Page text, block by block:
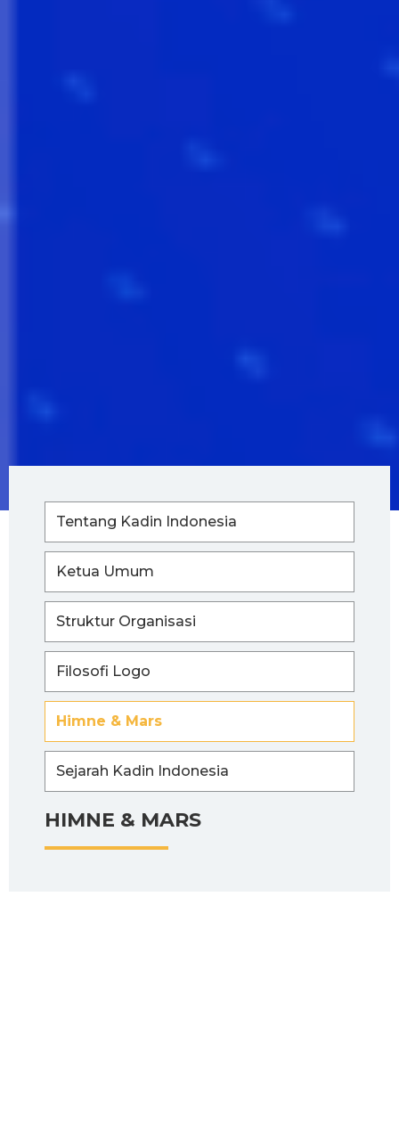
HIMNE & MARS
Tentang Kadin Indonesia
Ketua Umum
Struktur Organisasi
Filosofi Logo
Himne & Mars
Sejarah Kadin Indonesia